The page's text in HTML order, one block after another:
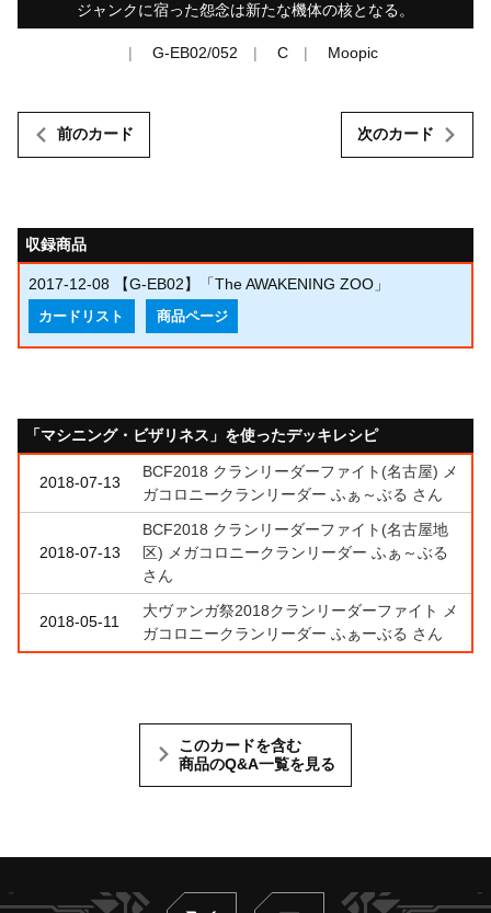
ジャンクに宿った怨念は新たな機体の核となる。
G-EB02/052 C Moopic
前のカード 次のカード
収録商品
2017-12-08 【G-EB02】「The AWAKENING ZOO」
カードリスト 商品ページ
「マシニング・ビザリネス」を使ったデッキレシピ
2018-07-13
BCF2018 クランリーダーファイト(名古屋) メ
ガコロニークランリーダー ふぁ～ぶる さん
2018-07-13
BCF2018 クランリーダーファイト(名古屋地
区) メガコロニークランリーダー ふぁ～ぶる
さん
2018-05-11
大ヴァンガ祭2018クランリーダーファイト メ
ガコロニークランリーダー ふぁーぶる さん
このカードを含む
商品のQ&A一覧を見る
Twitter ヴァンガードch